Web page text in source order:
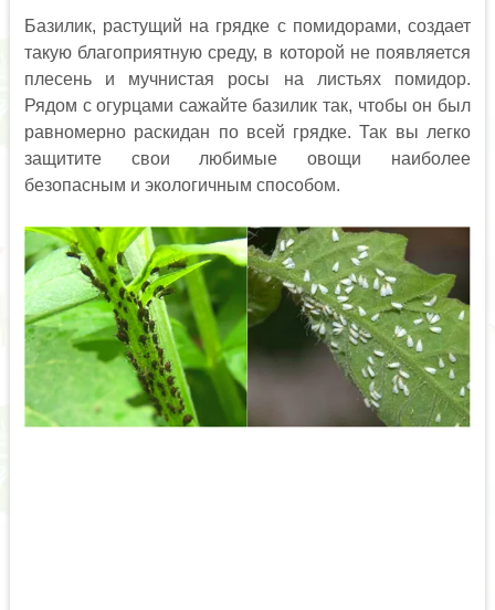
Базилик, растущий на грядке с помидорами, создает
такую благоприятную среду, в которой не появляется
плесень и мучнистая росы на листьях помидор.
Рядом с огурцами сажайте базилик так, чтобы он был
равномерно раскидан по всей грядке. Так вы легко
защитите свои любимые овощи наиболее
безопасным и экологичным способом.